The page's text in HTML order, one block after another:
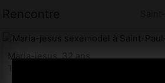
Maria-jesus, 32 ans
Trans à Saint-Paul-Trois-Châteaux